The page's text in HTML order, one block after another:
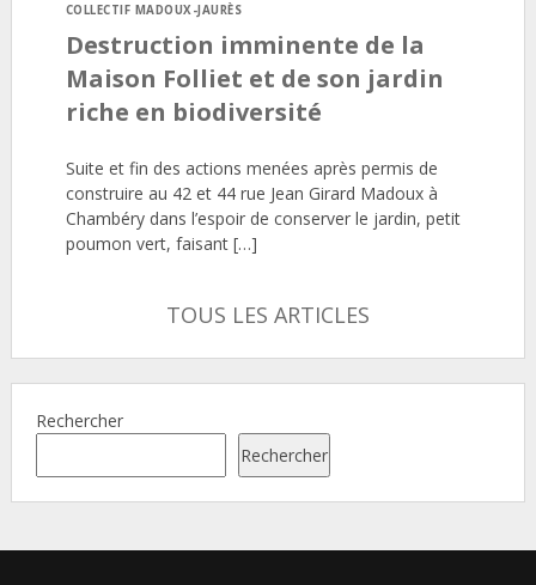
COLLECTIF MADOUX-JAURÈS
Destruction imminente de la
Maison Folliet et de son jardin
riche en biodiversité
Suite et fin des actions menées après permis de
construire au 42 et 44 rue Jean Girard Madoux à
Chambéry dans l’espoir de conserver le jardin, petit
poumon vert, faisant […]
TOUS LES ARTICLES
Rechercher
Rechercher